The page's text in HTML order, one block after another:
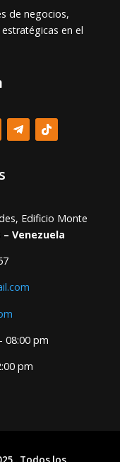
de negocios,
en el
Edificio Monte
– Venezuela
08:00 pm
pm